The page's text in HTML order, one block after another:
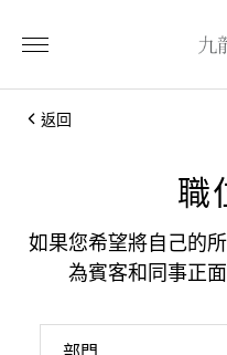
返回
職
如果您希望將自己的
為賓客和同事正